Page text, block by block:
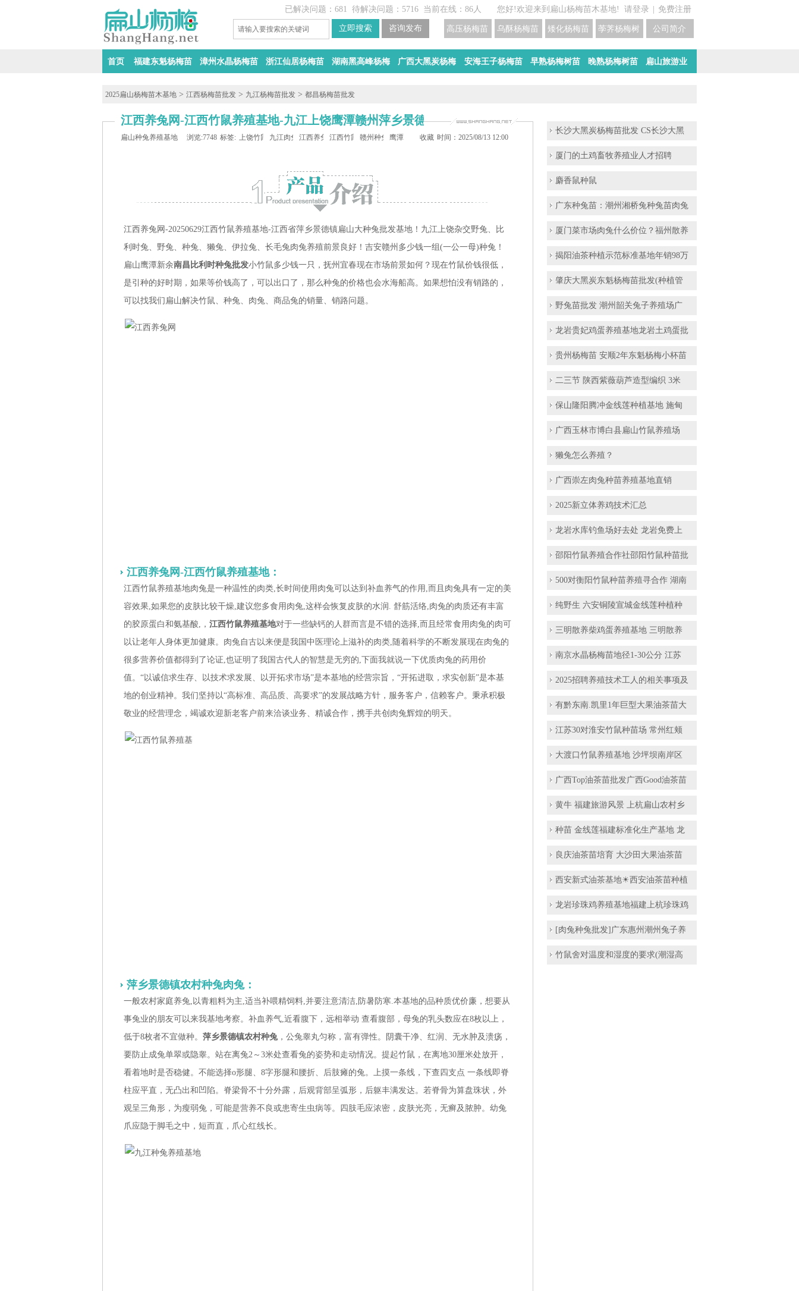
您好!欢迎来到扁山杨梅苗木基地! 请登录 免费注册
已解决问题：681 待解决问题：5716 当前在线：86人
公司简介
荸荠杨梅树苗培育
矮化杨梅苗价格
乌酥杨梅苗培育基地
高压杨梅苗
首页 福建东魁杨梅苗 漳州水晶杨梅苗 浙江仙居杨梅苗 湖南黑高峰杨梅 广西大黑炭杨梅 安海王子杨梅苗 早熟杨梅树苗 晚熟杨梅树苗 扁山旅游业
2025扁山杨梅苗木基地 > 江西杨梅苗批发 > 九江杨梅苗批发 > 都昌杨梅苗批发
江西养兔网-江西竹鼠养殖基地-九江上饶鹰潭赣州萍乡景德镇种兔肉兔场
扁山种兔养殖基地 浏览:7748 标签: 上饶竹鼠养殖九江肉兔养殖江西养兔网江西竹鼠养殖基地
赣州种兔 鹰潭 收藏 时间：2025/08/13 12:00
江西养兔网-20250629江西竹鼠养殖基地-江西省萍乡景德镇扁山大种兔批发基地！九江上饶杂交野兔、比
利时兔、野兔、种兔、獭兔、伊拉兔、长毛兔肉兔养殖前景良好！吉安赣州多少钱一组(一公一母)种兔！
扁山鹰潭新余南昌比利时种兔批发小竹鼠多少钱一只，抚州宜春现在市场前景如何？现在竹鼠价钱很低，
是引种的好时期，如果等价钱高了，可以出口了，那么种兔的价格也会水海船高。如果想怕没有销路的，
可以找我们扁山解决竹鼠、种兔、肉兔、商品兔的销量、销路问题。
江西养兔网-江西竹鼠养殖基地：
江西竹鼠养殖基地肉兔是一种温性的肉类,长时间使用肉兔可以达到补血养气的作用,而且肉兔具有一定的美
容效果,如果您的皮肤比较干燥,建议您多食用肉兔,这样会恢复皮肤的水润. 舒筋活络,肉兔的肉质还有丰富
的胶原蛋白和氨基酸,， 江西竹鼠养殖基地对于一些缺钙的人群而言是不错的选择,而且经常食用肉兔的肉可
以让老年人身体更加健康。肉兔自古以来便是我国中医理论上滋补的肉类,随着科学的不断发展现在肉兔的
很多营养价值都得到了论证,也证明了我国古代人的智慧是无穷的,下面我就说一下优质肉兔的药用价
值。“以诚信求生存、以技术求发展、以开拓求市场”是本基地的经营宗旨，“开拓进取，求实创新”是本基
地的创业精神。我们坚持以“高标准、高品质、高要求”的发展战略方针，服务客户，信赖客户。秉承积极
敬业的经营理念，竭诚欢迎新老客户前来洽谈业务、精诚合作，携手共创肉兔辉煌的明天。
萍乡景德镇农村种兔肉兔：
一般农村家庭养兔,以青粗料为主,适当补喂精饲料,并要注意清洁,防暑防寒.本基地的品种质优价廉，想要从
事兔业的朋友可以来我基地考察。补血养气,近看腹下，远相举动 查看腹部，母兔的乳头数应在8枚以上，
低于8枚者不宜做种。 萍乡景德镇农村种兔 ，公兔睾丸匀称，富有弹性。阴囊干净、红润、无水肿及溃疡，
要防止成兔单翠或隐睾。站在离兔2～3米处查看兔的姿势和走动情况。提起竹鼠，在离地30厘米处放开，
看着地时是否稳健。不能选择o形腿、8字形腿和腰折、后肢瘫的兔。上摸一条线，下查四支点 一条线即脊
柱应平直，无凸出和凹陷。脊梁骨不十分外露，后观背部呈弧形，后躯丰满发达。若脊骨为算盘珠状，外
观呈三角形，为瘦弱兔，可能是营养不良或患寄生虫病等。四肢毛应浓密，皮肤光亮，无癣及脓肿。幼兔
爪应隐于脚毛之中，短而直，爪心红线长。
长沙大黑炭杨梅苗批发 CS长沙大黑
厦门的土鸡畜牧养殖业人才招聘
麝香鼠种鼠
广东种兔苗：潮州湘桥兔种兔苗肉兔
厦门菜市场肉兔什么价位？福州散养
揭阳油茶种植示范标准基地年销98万
肇庆大黑炭东魁杨梅苗批发(种植管
野兔苗批发 潮州韶关兔子养殖场广
龙岩贵妃鸡蛋养殖基地龙岩土鸡蛋批
贵州杨梅苗 安顺2年东魁杨梅小杯苗
二三节 陕西紫薇葫芦造型编织 3米
保山隆阳腾冲金线莲种植基地 施甸
广西玉林市博白县扁山竹鼠养殖场
獭兔怎么养殖？
广西崇左肉兔种苗养殖基地直销
2025新立体养鸡技术汇总
龙岩水库钓鱼场好去处 龙岩免费上
邵阳竹鼠养殖合作社邵阳竹鼠种苗批
500对衡阳竹鼠种苗养殖寻合作 湖南
纯野生 六安铜陵宣城金线莲种植种
三明散养柴鸡蛋养殖基地 三明散养
南京水晶杨梅苗地径1-30公分 江苏
2025招聘养殖技术工人的相关事项及
有黔东南.凯里1年巨型大果油茶苗大
江苏30对淮安竹鼠种苗场 常州红颊
大渡口竹鼠养殖基地 沙坪坝南岸区
广西Top油茶苗批发广西Good油茶苗
黄牛 福建旅游风景 上杭扁山农村乡
种苗 金线莲福建标准化生产基地 龙
良庆油茶苗培育 大沙田大果油茶苗
西安新式油茶基地☀西安油茶苗种植
龙岩珍珠鸡养殖基地福建上杭珍珠鸡
[肉兔种兔批发]广东惠州潮州兔子养
竹鼠舍对温度和湿度的要求(潮湿高